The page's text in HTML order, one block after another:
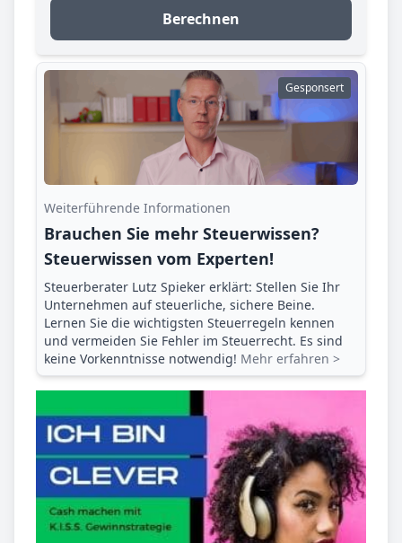
Berechnen
Gesponsert
Weiterführende Informationen
Brauchen Sie mehr Steuerwissen?
Steuerwissen vom Experten!
Steuerberater Lutz Spieker erklärt: Stellen Sie Ihr
Unternehmen auf steuerliche, sichere Beine.
Lernen Sie die wichtigsten Steuerregeln kennen
und vermeiden Sie Fehler im Steuerrecht. Es sind
keine Vorkenntnisse notwendig! Mehr erfahren >